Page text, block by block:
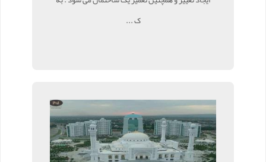
ک ...